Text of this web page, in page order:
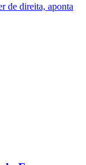
de direita, aponta